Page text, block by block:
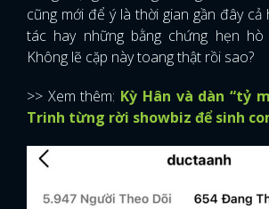
cũng mới để ý là thời gian gần đây
tác hay những bằng chứng hẹn
Không lẽ cặp này toang thật rồi sao?
>> Xem thêm: Kỳ Hân và dàn “tỷ
Trinh từng rời showbiz để sinh